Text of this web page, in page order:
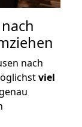
nach
viel